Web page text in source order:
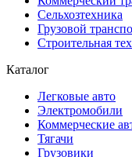
Сельхозтехника
Грузовой
Строительная
Каталог
Легковые авто
Электромобили
Коммерческие
Тягачи
Грузовики